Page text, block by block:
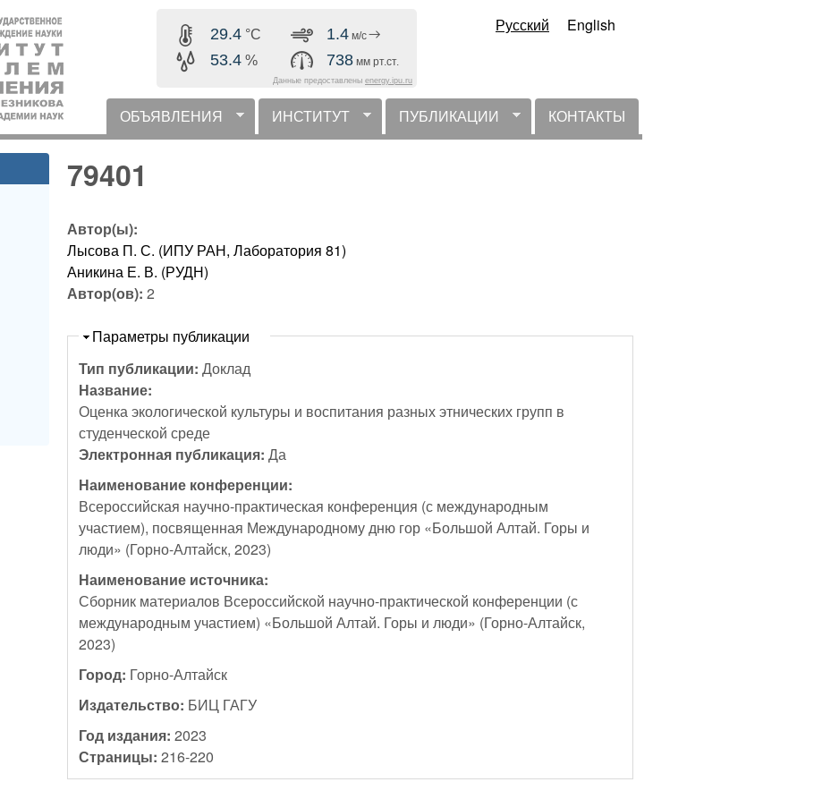
содержанию
29.4 °C
53.4 %
1.4 м/с
738 мм рт.ст.
Данные предоставлены energy.ipu.ru
Русский English
горизонтальное меню
ОБЪЯВЛЕНИЯ ИНСТИТУТ ПУБЛИКАЦИИ КОНТАКТЫ
79401
Автор(ы):
Лысова П. С. (ИПУ РАН, Лаборатория 81)
Аникина Е. В. (РУДН)
Автор(ов):2
Скрыть
Параметры публикации
Тип публикации:Доклад
Название:
Оценка экологической культуры и воспитания разных этнических групп в
студенческой среде
Электронная публикация:Да
Наименование конференции:
Всероссийская научно-практическая конференция (с международным
участием), посвященная Международному дню гор «Большой Алтай. Горы и
люди» (Горно-Алтайск, 2023)
Наименование источника:
Сборник материалов Всероссийской научно-практической конференции (с
международным участием) «Большой Алтай. Горы и люди» (Горно-Алтайск,
2023)
Город: Горно-Алтайск
Издательство: БИЦ ГАГУ
Год издания:2023
Страницы:216-220